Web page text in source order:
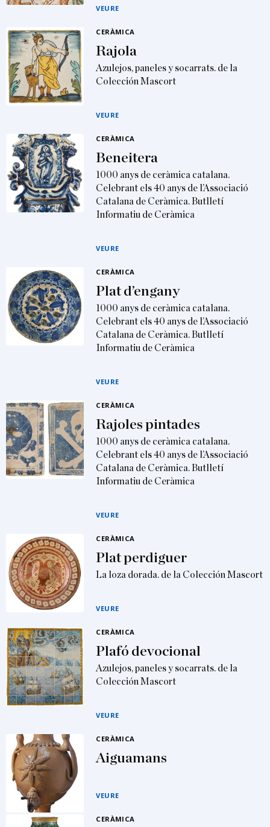
VEURE
CERÀMICA
Rajola
Azulejos, paneles y socarrats. de la
Colección Mascort
VEURE
CERÀMICA
Beneitera
1000 anys de ceràmica catalana.
Celebrant els 40 anys de l’Associació
Catalana de Ceràmica. Butlletí
Informatiu de Ceràmica
VEURE
CERÀMICA
Plat d’engany
1000 anys de ceràmica catalana.
Celebrant els 40 anys de l’Associació
Catalana de Ceràmica. Butlletí
Informatiu de Ceràmica
VEURE
CERÀMICA
Rajoles pintades
1000 anys de ceràmica catalana.
Celebrant els 40 anys de l’Associació
Catalana de Ceràmica. Butlletí
Informatiu de Ceràmica
VEURE
CERÀMICA
Plat perdiguer
La loza dorada. de la Colección Mascort
VEURE
CERÀMICA
Plafó devocional
Azulejos, paneles y socarrats. de la
Colección Mascort
VEURE
CERÀMICA
Aiguamans
VEURE
CERÀMICA